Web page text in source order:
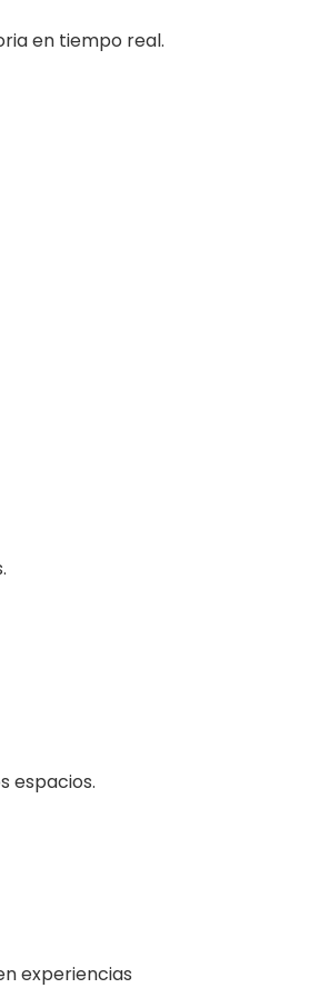
en tiempo real.
espacios.
experiencias